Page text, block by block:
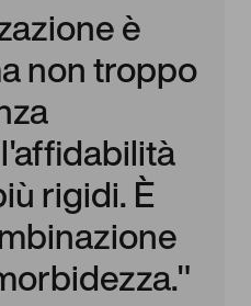
è
non troppo
rigidi. È